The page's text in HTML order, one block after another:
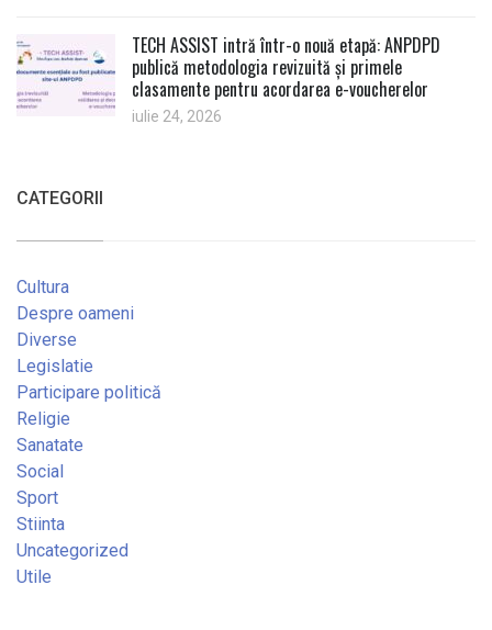
TECH ASSIST intră într-o nouă etapă: ANPDPD
publică metodologia revizuită și primele
clasamente pentru acordarea e-voucherelor
iulie 24, 2026
CATEGORII
Cultura
Despre oameni
Diverse
Legislatie
Participare politică
Religie
Sanatate
Social
Sport
Stiinta
Uncategorized
Utile